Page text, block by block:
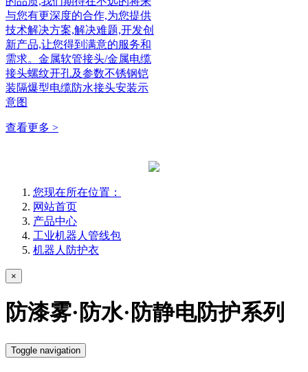
与您有更深度的合作,为您提供
技术解决方案,解决难题,开发创
新产品,让您得到满意的服务和
需求。金属软管接头/金属电缆
接头螺纹开孔及参数不锈钢铠
装隔爆型电缆防水接头安装示
意图
查看更多 >
您现在所在位置：
网站首页
产品中心
工业机器人管线包
机器人防护衣
×
防漆雾·防水·防静电防护系列
Toggle navigation